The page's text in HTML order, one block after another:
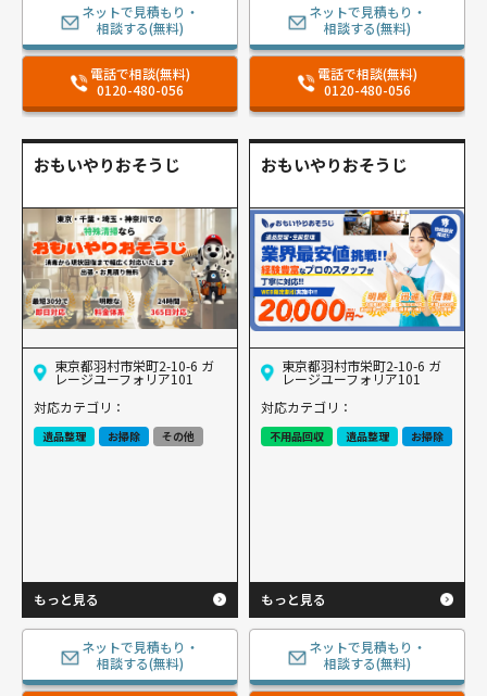
ネットで見積もり・
相談する(無料)
電話で相談(無料)
0120-480-056
ネットで見積もり・
相談する(無料)
電話で相談(無料)
0120-480-056
おもいやりおそうじ
東京都羽村市栄町2-10-6 ガ
レージユーフォリア101
対応カテゴリ：
遺品整理 お掃除 その他
もっと見る
ネットで見積もり・
相談する(無料)
おもいやりおそうじ
東京都羽村市栄町2-10-6 ガ
レージユーフォリア101
対応カテゴリ：
不用品回収 遺品整理 お掃除
もっと見る
ネットで見積もり・
相談する(無料)